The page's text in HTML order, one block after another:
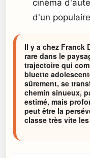
Il y a chez Franck
rare dans le
trajectoire qui
bluette
sûrement, se
chemin sinueux,
estimé, mais
peut être la
classe très vite